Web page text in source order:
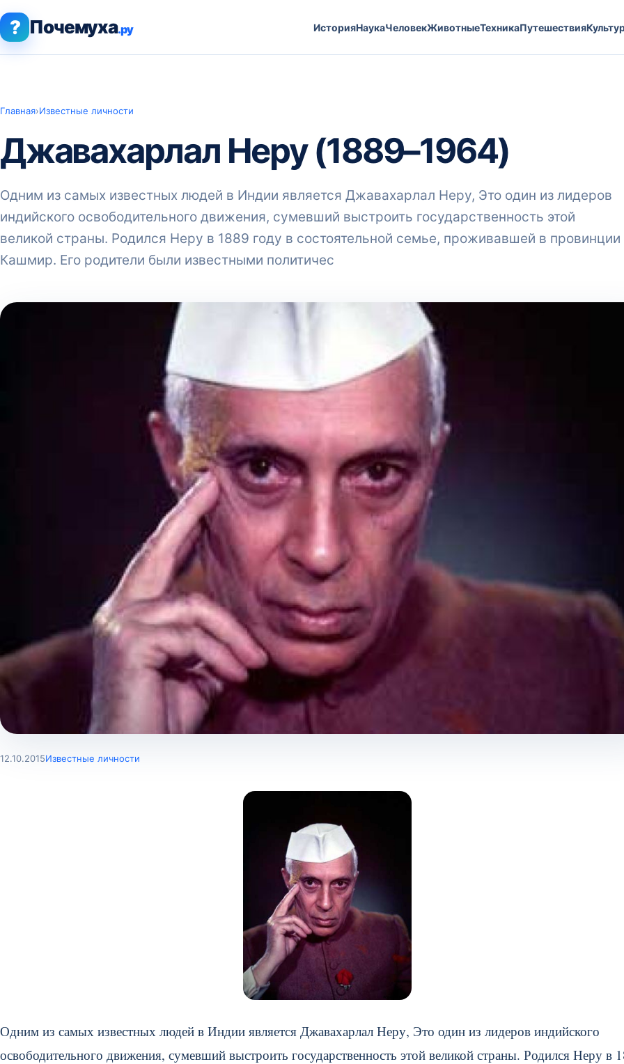
? Почемуха.ру ИсторияНаукаЧеловекЖивотныеТехникаПутешествия
Главная›Известные личности
Джавахарлал Неру (1889–1964)
Одним из самых известных людей в Индии является Джавахарлал Неру, Это один из лидеров
индийского освободительного движения, сумевший выстроить государственность этой
великой страны. Родился Неру в 1889 году в состоятельной семье, проживавшей в провинции
Кашмир. Его родители были известными политичес
12.10.2015Известные личности
Одним из самых известных людей в Индии является Джавахарлал Неру, Это один из лидеров индийского
освободительного движения, сумевший выстроить государственность этой великой страны. Родился Неру в